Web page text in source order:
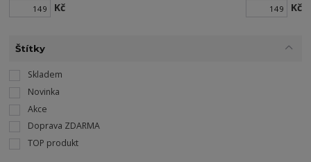
Kč Kč
Štítky
Skladem
Novinka
Akce
Doprava ZDARMA
TOP produkt